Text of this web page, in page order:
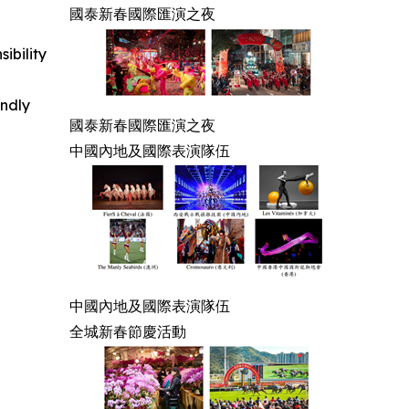
國泰新春國際匯演之夜
國泰新春國際匯演之夜
中國內地及國際表演隊伍
中國內地及國際表演隊伍
全城新春節慶活動